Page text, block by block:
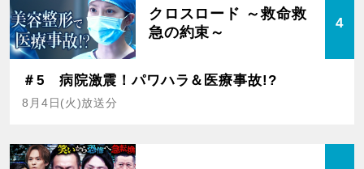
クロスロード ～救命救
急の約束～
4
＃5 病院激震！パワハラ＆医療事故!?
8月4日(火)放送分